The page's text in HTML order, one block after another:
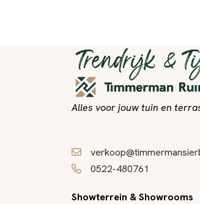
Alles voor jouw tuin en
0522-480761
Showterrein & Showrooms